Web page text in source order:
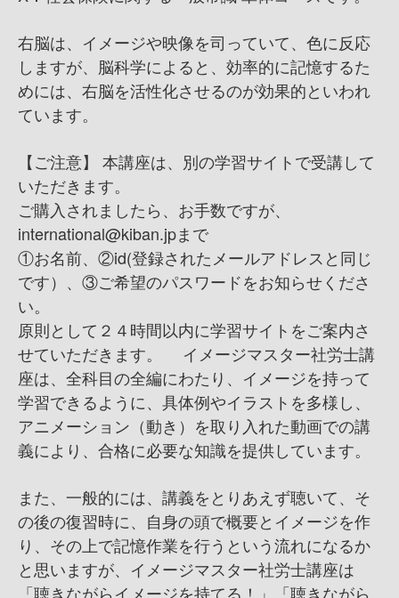
右脳は、イメージや映像を司っていて、色に反応
しますが、脳科学によると、効率的に記憶するた
めには、右脳を活性化させるのが効果的といわれ
ています。
【ご注意】 本講座は、別の学習サイトで受講して
いただきます。
ご購入されましたら、お手数ですが、
international@kiban.jpまで
①お名前、②id(登録されたメールアドレスと同じ
です）、③ご希望のパスワードをお知らせくださ
い。
原則として２４時間以内に学習サイトをご案内さ
せていただきます。 イメージマスター社労士講
座は、全科目の全編にわたり、イメージを持って
学習できるように、具体例やイラストを多様し、
アニメーション（動き）を取り入れた動画での講
義により、合格に必要な知識を提供しています。
また、一般的には、講義をとりあえず聴いて、そ
の後の復習時に、自身の頭で概要とイメージを作
り、その上で記憶作業を行うという流れになるか
と思いますが、イメージマスター社労士講座は
「聴きながらイメージを持てる！」「聴きながら